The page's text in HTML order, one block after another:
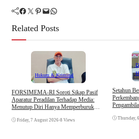
Facebook Twitter Pinterest Mail WhatsApp
Related Posts
Hukum & Kriminal
​FORSIMEMA-RI Soroti Sikap Pasif
Aparatur Peradilan Terhadap Media:
Menutup Diri Hanya Memperburuk
Friday, 7 August 2026•8 Views
Setahun
Thursday,